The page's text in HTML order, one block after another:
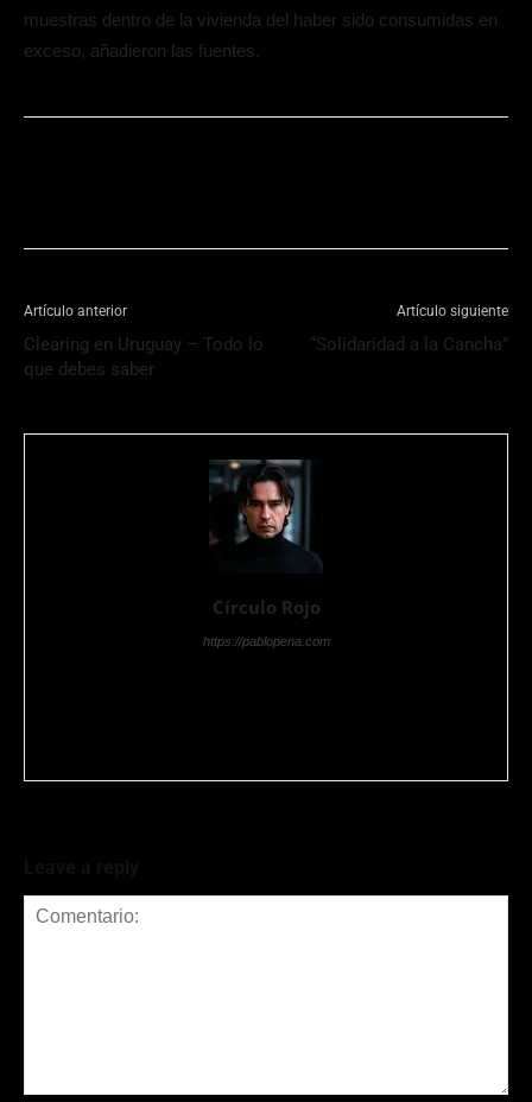
muestras dentro de la vivienda del haber sido consumidas en
exceso, añadieron las fuentes.
Artículo anterior
Clearing en Uruguay – Todo lo
que debes saber
Artículo siguiente
“Solidaridad a la Cancha”
Círculo Rojo
https://pablopena.com